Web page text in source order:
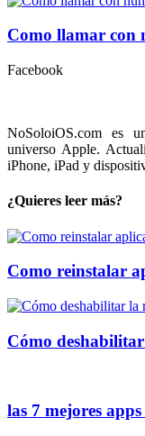
Como llamar con
Facebook
NoSoloiOS.com es
universo Apple.
iPhone, iPad y
¿Quieres leer más?
Como reinstalar
Cómo
las 7 mejores